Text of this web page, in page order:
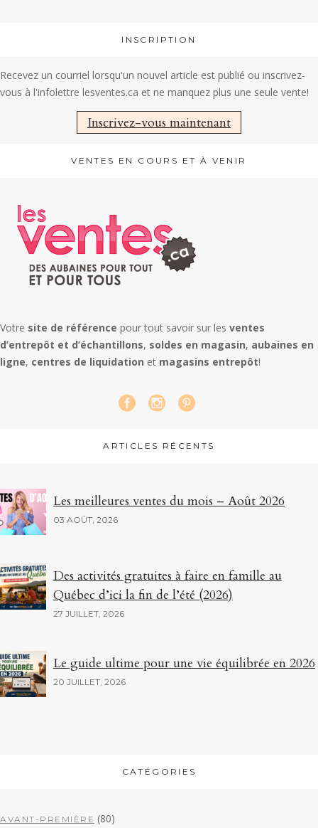
INSCRIPTION
Recevez un courriel lorsqu'un nouvel article est publié ou inscrivez-
vous à l'infolettre lesventes.ca et ne manquez plus une seule vente!
Inscrivez-vous maintenant
VENTES EN COURS ET À VENIR
Votre site de référence pour tout savoir sur les ventes
d’entrepôt et d’échantillons, soldes en magasin, aubaines en
ligne, centres de liquidation et magasins entrepôt!
ARTICLES RÉCENTS
Les meilleures ventes du mois – Août 2026
03 AOÛT, 2026
Des activités gratuites à faire en famille au
Québec d’ici la fin de l’été (2026)
27 JUILLET, 2026
Le guide ultime pour une vie équilibrée en 2026
20 JUILLET, 2026
CATÉGORIES
AVANT-PREMIÈRE (80)